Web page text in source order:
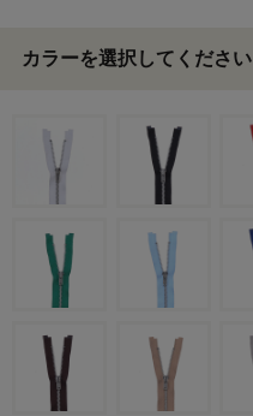
カラーを選択してください